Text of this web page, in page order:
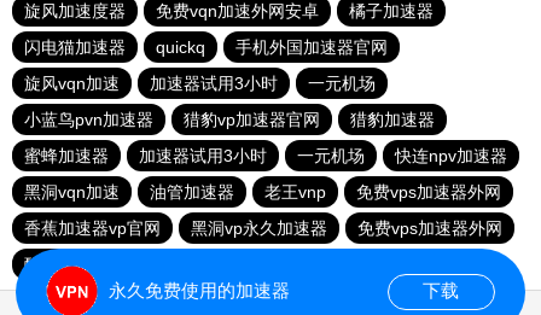
旋风加速度器
免费vqn加速外网安卓
橘子加速器
闪电猫加速器
quickq
手机外国加速器官网
旋风vqn加速
加速器试用3小时
一元机场
小蓝鸟pvn加速器
猎豹vp加速器官网
猎豹加速器
蜜蜂加速器
加速器试用3小时 一元机场
快连npv加速器
黑洞vqn加速
油管加速器 老王vnp
免费vps加速器外网
香蕉加速器vp官网
黑洞vp永久加速器
免费vps加速器外网
酷通加速器
永久免费使用的加速器 下载